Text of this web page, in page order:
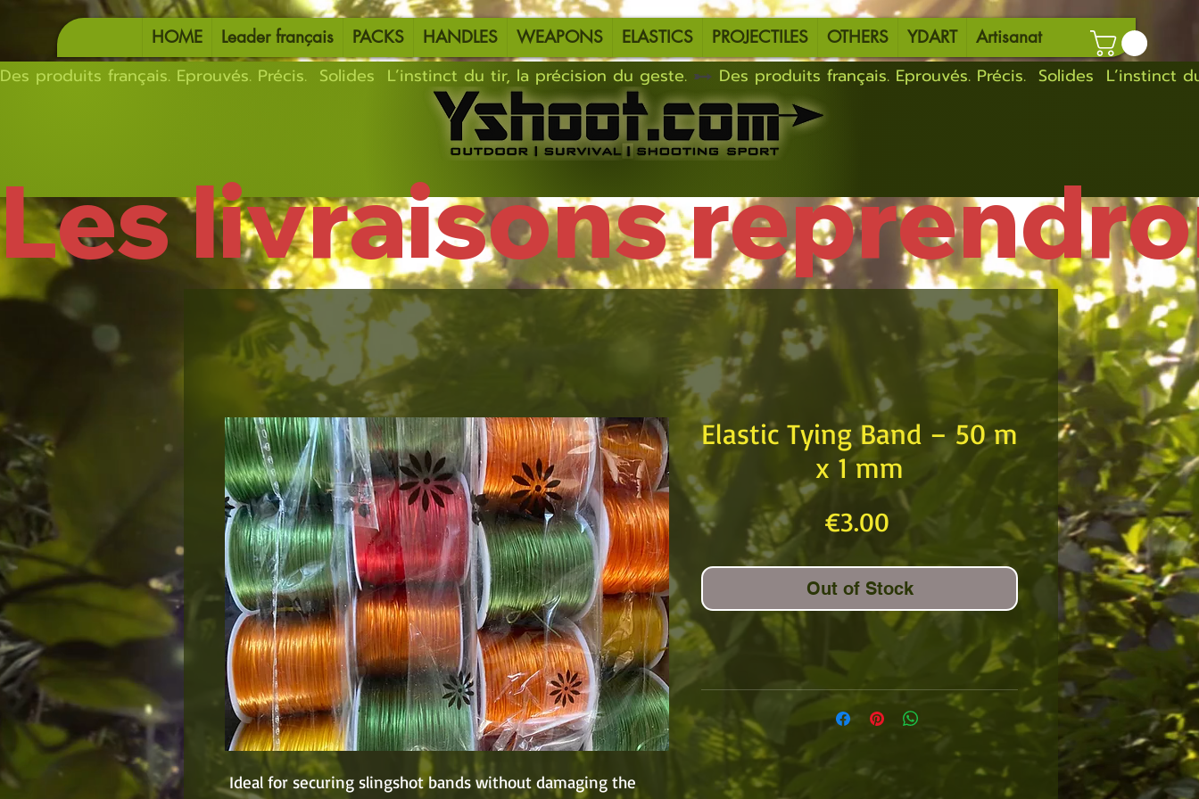
HOME Leader français PACKS HANDLES WEAPONS ELASTICS PROJECTILES OTHERS YDART Artisanat
Les livraisons
Des produits français. Eprouvés. Précis.  Solides  L’instinct du tir, la précision du geste.
Ideal for securing slingshot bands without damaging the
Elastic Tying Band – 50 m
x 1 mm
€3.00 Price
Out of Stock